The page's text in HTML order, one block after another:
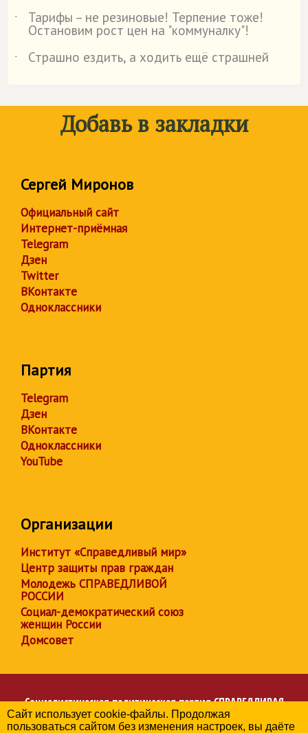
˙
Тарифы – не резиновые! Терпение тоже!
Остановим рост цен на "коммуналку"!
˙
Страшно ездить, а ходить ещё страшней
Добавь в закладки
Сергей Миронов
Официальный сайт
Интернет-приёмная
Telegram
Дзен
Twitter
ВКонтакте
Одноклассники
Партия
Telegram
Дзен
ВКонтакте
Одноклассники
YouTube
Организации
Институт «Справедливый мир»
Центр защиты прав граждан
Молодежь СПРАВЕДЛИВОЙ
РОССИИ
Социал-демократический союз
женщин России
Домсовет
Социалистическая политическая партияСПРАВЕДЛИВАЯ
РОССИЯ
Сайт использует cookie-файлы. Продолжая
пользоваться сайтом без изменения настроек, вы даёте